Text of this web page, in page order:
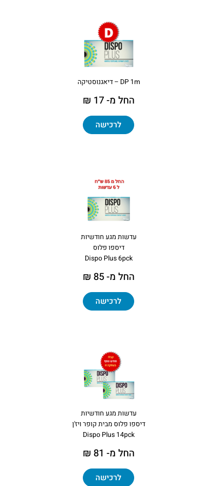
DP 1m – דיאגנוסטיקה
החל מ- 17 ₪
לרכישה
עדשות מגע חודשיות
דיספו פלוס
Dispo Plus 6pck
החל מ- 85 ₪
לרכישה
עדשות מגע חודשיות
דיספו פלוס מבית קופר ויז'ן
Dispo Plus 14pck
החל מ- 81 ₪
לרכישה